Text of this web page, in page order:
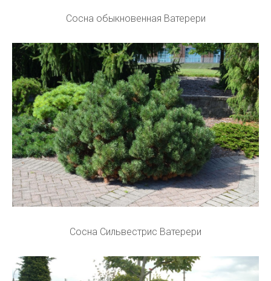
Сосна обыкновенная Ватерери
Сосна Сильвестрис Ватерери